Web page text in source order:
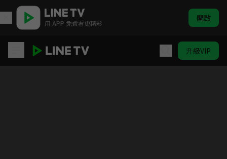
用 APP 免費看更精彩 開啟
升級VIP